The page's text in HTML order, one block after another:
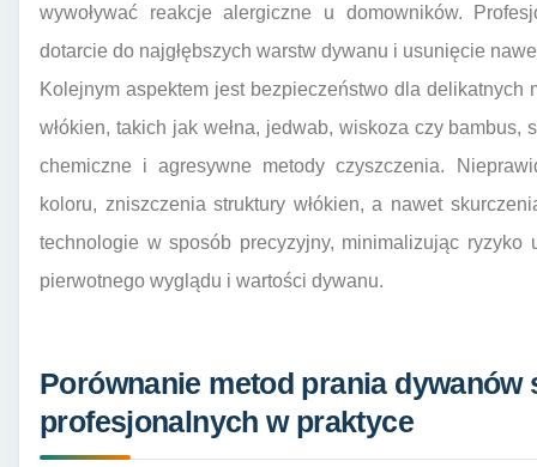
wywoływać reakcje alergiczne u domowników.
dotarcie do najgłębszych warstw dywanu i usunięcie
Kolejnym aspektem jest bezpieczeństwo dla delikatnych
włókien, takich jak wełna, jedwab, wiskoza czy
chemiczne i agresywne metody czyszczenia.
koloru, zniszczenia struktury włókien, a nawet
technologie w sposób precyzyjny, minimalizując
pierwotnego wyglądu i wartości dywanu.
Porównanie metod prania dywanów
profesjonalnych w praktyce